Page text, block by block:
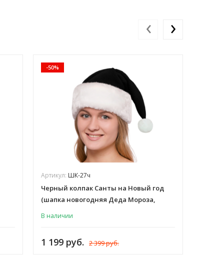
-50%
Артикул: ШК-27ч
Черный колпак Санты на Новый год
(шапка новогодняя Деда Мороза,
В наличии
1 199 руб. 2 399 руб.
‹ ›